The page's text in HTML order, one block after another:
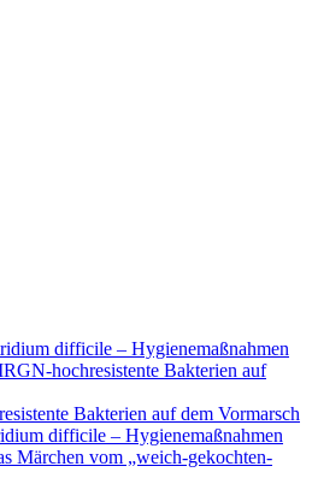
difficile – Hygienemaßnahmen
hochresistente Bakterien auf
Bakterien auf dem Vormarsch
difficile – Hygienemaßnahmen
Märchen vom „weich-gekochten-